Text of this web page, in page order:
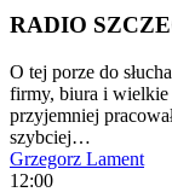
RADIO
O tej porze do
firmy, biura i wielkie
przyjemniej
szybciej…
Grzegorz Lament
12:00